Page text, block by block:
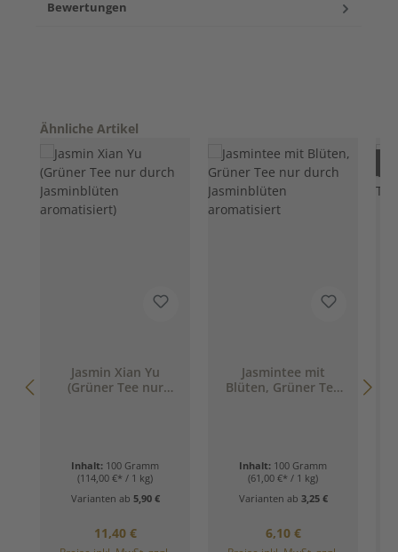
Bewertungen
Produktgalerie überspringen
Ähnliche Artikel
Jasmin Xian Yu
(Grüner Tee nur
Inhalt: 100 Gramm
(114,00 €* / 1 kg)
Varianten ab 5,90 €
Regulärer Preis:
11,40 €
Jasmintee mit
Blüten, Grüner Tee
Inhalt: 100 Gramm
(61,00 €* / 1 kg)
Varianten ab 3,25 €
Regulärer Preis:
6,10 €